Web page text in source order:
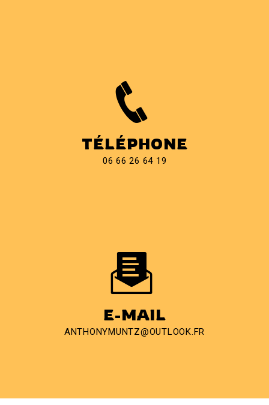
TÉLÉPHONE
06 66 26 64 19
E-MAIL
ANTHONYMUNTZ@OUTLOOK.FR